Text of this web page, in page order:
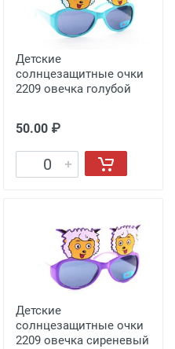
Детские
солнцезащитные очки
2209 овечка голубой
50.00 ₽
Детские
солнцезащитные очки
2209 овечка сиреневый